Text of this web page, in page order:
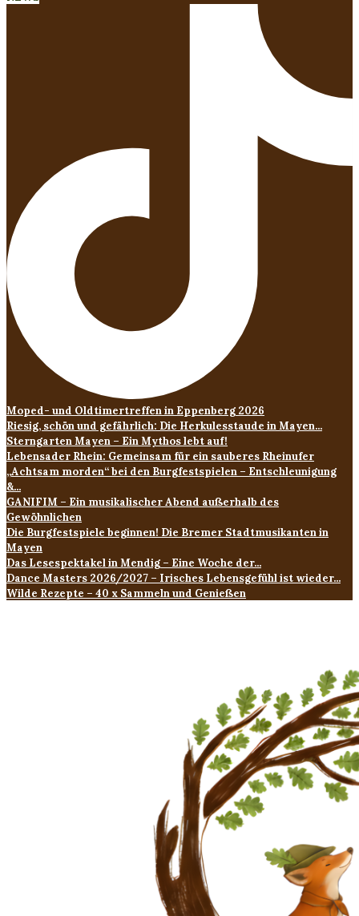
Moped- und Oldtimertreffen in Eppenberg 2026
Riesig, schön und gefährlich: Die Herkulesstaude in Mayen...
Sterngarten Mayen – Ein Mythos lebt auf!
Lebensader Rhein: Gemeinsam für ein sauberes Rheinufer
„Achtsam morden“ bei den Burgfestspielen – Entschleunigung
&...
GANIFIM – Ein musikalischer Abend außerhalb des
Gewöhnlichen
Die Burgfestspiele beginnen! Die Bremer Stadtmusikanten in
Mayen
Das Lesespektakel in Mendig – Eine Woche der...
Dance Masters 2026/2027 – Irisches Lebensgefühl ist wieder...
Wilde Rezepte – 40 x Sammeln und Genießen